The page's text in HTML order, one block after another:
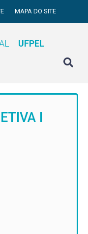
MAPA DO SITE
UFPEL
I